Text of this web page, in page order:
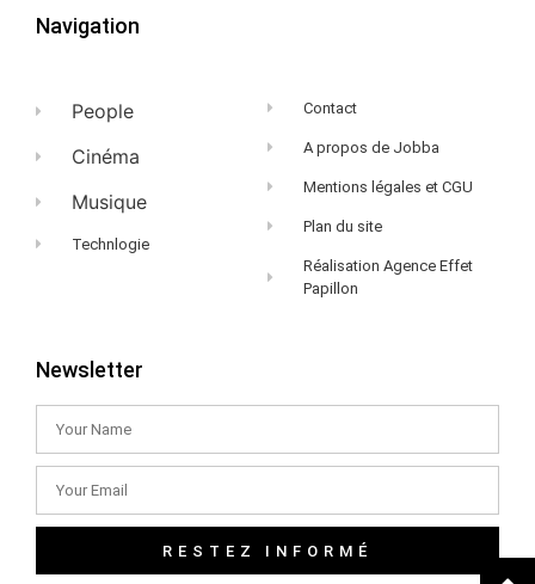
Navigation
People
Cinéma
Musique
Technlogie
Contact
A propos de Jobba
Mentions légales et CGU
Plan du site
Réalisation Agence Effet
Papillon
Newsletter
RESTEZ INFORMÉ